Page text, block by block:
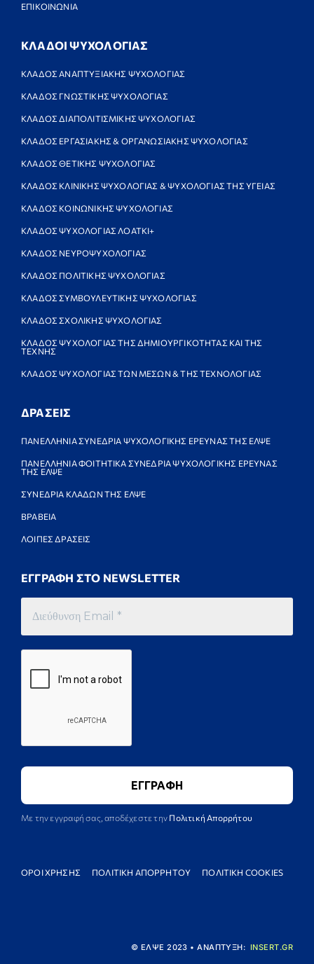
ΕΠΙΚΟΙΝΩΝΙΑ
ΚΛΑΔΟΙ ΨΥΧΟΛΟΓΙΑΣ
ΚΛΑΔΟΣ ΑΝΑΠΤΥΞΙΑΚΗΣ ΨΥΧΟΛΟΓΙΑΣ
ΚΛΑΔΟΣ ΓΝΩΣΤΙΚΗΣ ΨΥΧΟΛΟΓΙΑΣ
ΚΛΑΔΟΣ ΔΙΑΠΟΛΙΤΙΣΜΙΚΗΣ ΨΥΧΟΛΟΓΙΑΣ
ΚΛΑΔΟΣ ΕΡΓΑΣΙΑΚΗΣ & ΟΡΓΑΝΩΣΙΑΚΗΣ ΨΥΧΟΛΟΓΙΑΣ
ΚΛΑΔΟΣ ΘΕΤΙΚΗΣ ΨΥΧΟΛΟΓΙΑΣ
ΚΛΑΔΟΣ ΚΛΙΝΙΚΗΣ ΨΥΧΟΛΟΓΙΑΣ & ΨΥΧΟΛΟΓΙΑΣ ΤΗΣ ΥΓΕΙΑΣ
ΚΛΑΔΟΣ ΚΟΙΝΩΝΙΚΗΣ ΨΥΧΟΛΟΓΙΑΣ
ΚΛΑΔΟΣ ΨΥΧΟΛΟΓΙΑΣ ΛΟΑΤΚΙ+
ΚΛΑΔΟΣ ΝΕΥΡΟΨΥΧΟΛΟΓΙΑΣ
ΚΛΑΔΟΣ ΠΟΛΙΤΙΚΗΣ ΨΥΧΟΛΟΓΙΑΣ
ΚΛΑΔΟΣ ΣΥΜΒΟΥΛΕΥΤΙΚΗΣ ΨΥΧΟΛΟΓΙΑΣ
ΚΛΑΔΟΣ ΣΧΟΛΙΚΗΣ ΨΥΧΟΛΟΓΙΑΣ
ΚΛΑΔΟΣ ΨΥΧΟΛΟΓΙΑΣ ΤΗΣ ΔΗΜΙΟΥΡΓΙΚΟΤΗΤΑΣ ΚΑΙ ΤΗΣ
ΤΕΧΝΗΣ
ΚΛΑΔΟΣ ΨΥΧΟΛΟΓΙΑΣ ΤΩΝ ΜΕΣΩΝ & ΤΗΣ ΤΕΧΝΟΛΟΓΙΑΣ
ΔΡΑΣΕΙΣ
ΠΑΝΕΛΛΗΝΙΑ ΣΥΝΕΔΡΙΑ ΨΥΧΟΛΟΓΙΚΗΣ ΕΡΕΥΝΑΣ ΤΗΣ ΕΛΨΕ
ΠΑΝΕΛΛΗΝΙΑ ΦΟΙΤΗΤΙΚΑ ΣΥΝΕΔΡΙΑ ΨΥΧΟΛΟΓΙΚΗΣ ΕΡΕΥΝΑΣ
ΤΗΣ ΕΛΨΕ
ΣΥΝΕΔΡΙΑ ΚΛΑΔΩΝ ΤΗΣ ΕΛΨΕ
ΒΡΑΒΕΙΑ
ΛΟΙΠΕΣ ΔΡΑΣΕΙΣ
ΕΓΓΡΑΦΗ ΣΤΟ NEWSLETTER
Με την εγγραφή σας, αποδέχεστε την Πολιτική Απορρήτου
ΟΡΟΙ ΧΡΗΣΗΣ ΠΟΛΙΤΙΚΗ ΑΠΟΡΡΗΤΟΥ ΠΟΛΙΤΙΚΗ COOKIES
© ΕΛΨΕ 2023 • ΑΝΑΠΤΥΞΗ:INSERT.GR